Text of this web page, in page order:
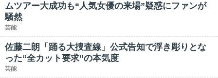
ムツアー大成功も“人気女優の来場”疑惑にファンが
騒然
芸能
佐藤二朗「踊る大捜査線」公式告知で浮き彫りとな
った“全カット要求”の本気度
芸能